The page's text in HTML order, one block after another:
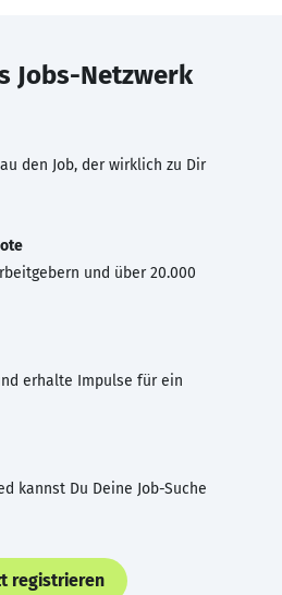
Jobs-Netzwerk
den Job, der wirklich zu Dir
und über 20.000
erhalte Impulse für ein
kannst Du Deine Job-Suche
registrieren